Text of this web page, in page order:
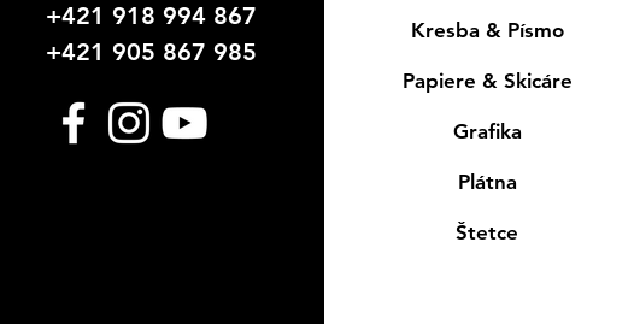
+421 918 994 867
+421 905 867 985
Kresba & Písmo
Papiere & Skicáre
Grafika
Plátna
Štetce